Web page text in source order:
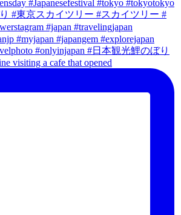
visiting a cafe that opened